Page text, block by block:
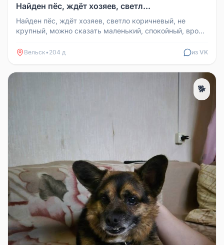
Найден пёс, ждёт хозяев, светл...
Найден пёс, ждёт хозяев, светло коричневый, не
крупный, можно сказать маленький, спокойный, вроде
Вельск• 204 д из VK
🐕